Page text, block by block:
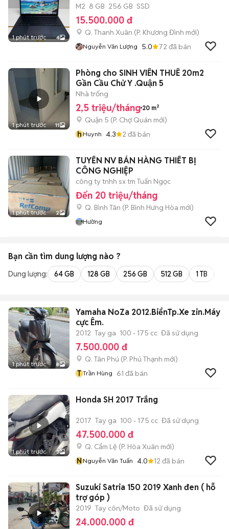
1 phút trước 4
M2 8 GB 256 GB SSD
15.500.000 đ
Q. Thanh Xuân (P. Khương Đình mới)
Nguyễn Văn Lượng 5.0 72 đã bán
1 phút trước 11
Phòng cho SINH VIÊN THUÊ 20m2
Gần Cầu Chử Y .Quận 5
Nhà trống
2,5 triệu/tháng 20 m²
Quận 5 (P. Chợ Quán mới)
hHuynh 4.3 2 đã bán
1 phút trước 2
TUYỂN NV BÁN HÀNG THIẾT BỊ
CÔNG NGHIỆP
công ty tnhh sx tm Tuấn Ngọc
Đến 20 triệu/tháng
Q. Bình Tân (P. Bình Hưng Hòa mới)
Hường
Bạn cần tìm dung lượng nào ?
Dung lượng: 64 GB 128 GB 256 GB 512 GB 1 TB
1 phút trước 8
Yamaha NoZa 2012.BiểnTp.Xe zin.Máy
cực Êm.
2012 Tay ga 100 - 175 cc Đã sử dụng
7.500.000 đ
Q. Tân Phú (P. Phú Thạnh mới)
T Trần Hùng 61 đã bán
1 phút trước 3
Honda SH 2017 Trắng
2017 Tay ga 100 - 175 cc Đã sử dụng
47.500.000 đ
Q. Cẩm Lệ (P. Hòa Xuân mới)
NNguyễn Văn Tuấn 4.0 12 đã bán
Suzuki Satria 150 2019 Xanh đen ( hỗ
trợ góp )
2019 Tay côn/Moto Đã sử dụng
24.000.000 đ